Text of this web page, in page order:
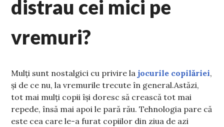
distrau cei mici pe
vremuri?
Mulți sunt nostalgici cu privire lajocurile copilăriei,
și de ce nu, la vremurile trecute în general.Astăzi,
tot mai mulți copii își doresc să crească tot mai
repede, însă mai apoi le pară rău. Tehnologia pare că
este cea care le-a furat copiilor din ziua de azi